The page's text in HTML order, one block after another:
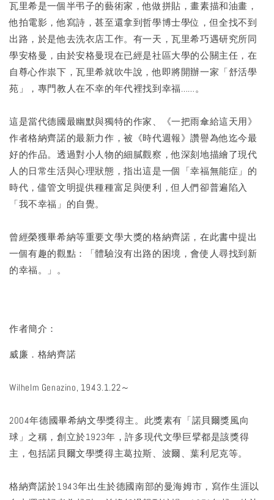
瓦里希是一個半弔子的藝術家，他做拼貼，畫素描和油畫，
他拍電影，他寫詩，甚至還拿到哲學博士學位，但全找不到
出路，於是他去洗衣店工作。有一天，瓦里希巧遇研究所同
學安格曼，由於安格曼現在已經是社區大學的公關主任，在
自尊心作祟下，瓦里希就吹牛說，他即將開辦一家「舒活學
苑」，專門教人在不幸的年代裡找到幸福……。
這是當代德國最幽默與獨特的作家、《一把雨傘給這天用》
作者格納齊諾的最新力作，被《時代週報》讚譽為他迄今最
好的作品。透過對小人物的細膩觀察，他深刻地描繪了現代
人的日常生活與心理狀態，指出這是一個「幸福無能症」的
時代，儘管文明提供種種富足與便利，但人們卻普遍陷入
「我不幸福」的自覺。
曾經榮獲畢希納等重要文學大獎的格納齊諾，在此書中提出
一個有趣的觀點：「體驗沒有出路的困境，會使人尋找到新
的幸福。」。
作者簡介：
威廉．格納齊諾
Wilhelm Genazino, 1943.1.22～
2004年德國畢希納文學獎得主。此獎素有「諾貝爾獎風向
球」之稱，創立於1923年，許多現代文學巨擘都是該獎得
主，包括諾貝爾文學獎得主葛拉斯、波爾、葉利尼克等。
格納齊諾於1943年出生於德國南部的曼海姆市，寫作生涯以